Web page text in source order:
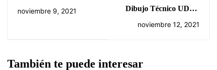
noviembre 9, 2021
Dibujo Técnico UD03:
Homología, giro de
noviembre 12, 2021
También te puede interesar